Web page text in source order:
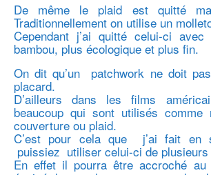
De même le plaid est quitté
Traditionnellement on utilise un
Cependant j’ai quitté celui-ci
bambou, plus écologique et plus fin.
On dit qu’un patchwork ne doit
placard.
D’ailleurs dans les films
beaucoup qui sont utilisés comme
couverture ou plaid.
C’est pour cela que j’ai fait en
puissiez utiliser celui-ci de plusieurs
En effet il pourra être accroché